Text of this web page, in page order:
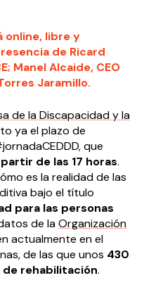
online, libre y
de Ricard
Manel Alcaide, CEO
Jaramillo.
de la Discapacidad y la
ya el plazo de
que
de las 17 horas.
es la realidad de las
bajo el título
para las personas
de laOrganización
actualmente en el
de las que unos 430
rehabilitación.